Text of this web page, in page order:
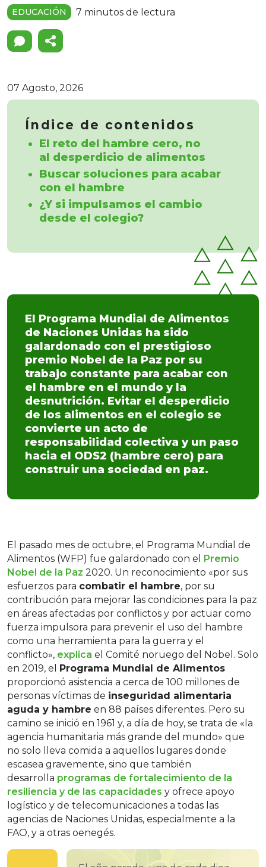
EDUCACIÓN 7 minutos de lectura
07 Agosto, 2026
El Programa Mundial de Alimentos
de Naciones Unidas ha sido
galardonado con el prestigioso
premio Nobel de la Paz por su
trabajo constante para acabar con
el hambre en el mundo y la
desnutrición. Evitar el desperdicio
de los alimentos en el colegio se
convierte un acto de
responsabilidad colectiva y un paso
hacia el ODS2 (hambre cero) para
construir una sociedad en paz.
El pasado mes de octubre, el Programa Mundial de
Alimentos (WFP) fue galardonado con el Premio
Nobel de la Paz 2020. Un reconocimiento «por sus
esfuerzos para combatir el hambre, por su
contribución para mejorar las condiciones para la paz
en áreas afectadas por conflictos y por actuar como
fuerza impulsora para prevenir el uso del hambre
como una herramienta para la guerra y el
conflicto», explica el Comité noruego del Nobel. Solo
en 2019, el Programa Mundial de Alimentos
proporcionó asistencia a cerca de 100 millones de
personas víctimas de inseguridad alimentaria
aguda y hambre en 88 países diferentes. Pero su
camino se inició en 1961 y, a día de hoy, se trata de «la
agencia humanitaria más grande del mundo» que
no solo lleva comida a aquellos lugares donde
escasea gravemente, sino que también
desarrolla programas de fortalecimiento de la
resiliencia y de las capacidades y ofrece apoyo
logístico y de telecomunicaciones a todas las
agencias de Naciones Unidas, especialmente a la
FAO, y a otras oenegés.
Índice de contenidos
El reto del hambre cero, no
al desperdicio de alimentos
Buscar soluciones para acabar
con el hambre
¿Y si impulsamos el cambio
desde el colegio?